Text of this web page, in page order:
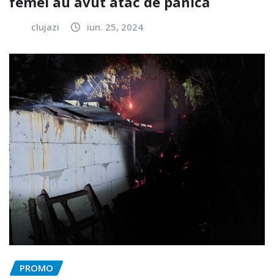
clujazi iun. 25, 2024
PROMO